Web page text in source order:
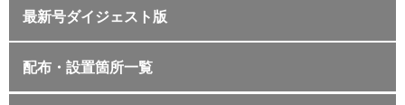
最新号ダイジェスト版
配布・設置箇所一覧